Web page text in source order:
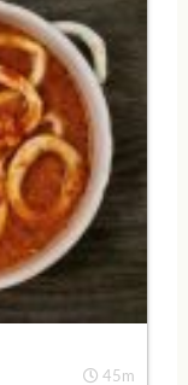
45m